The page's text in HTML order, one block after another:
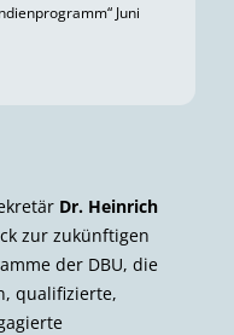
Juni
Dr. Heinrich
zur zukünftigen
der DBU, die
qualifizierte,